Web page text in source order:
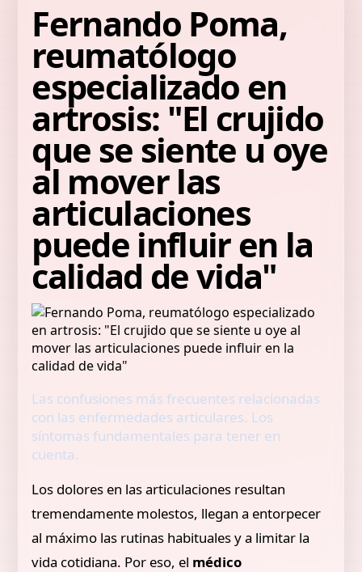
Fernando Poma,
reumatólogo
especializado en
artrosis: "El crujido
que se siente u oye
al mover las
articulaciones
puede influir en la
calidad de vida"
Las confusiones más frecuentes relacionadas
con las enfermedades articulares. Los
síntomas fundamentales para tener en
cuenta.
Los dolores en las articulaciones resultan
tremendamente molestos, llegan a entorpecer
al máximo las rutinas habituales y a limitar la
vida cotidiana. Por eso, el médico